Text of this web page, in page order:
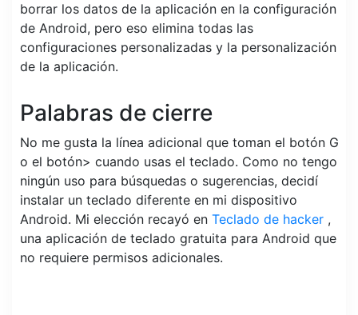
borrar los datos de la aplicación en la configuración
de Android, pero eso elimina todas las
configuraciones personalizadas y la personalización
de la aplicación.
Palabras de cierre
No me gusta la línea adicional que toman el botón G
o el botón> cuando usas el teclado. Como no tengo
ningún uso para búsquedas o sugerencias, decidí
instalar un teclado diferente en mi dispositivo
Android. Mi elección recayó en Teclado de hacker ,
una aplicación de teclado gratuita para Android que
no requiere permisos adicionales.